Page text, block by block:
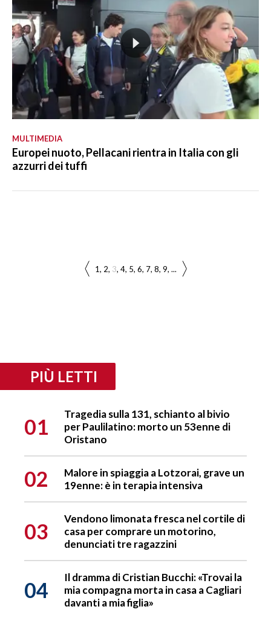
MULTIMEDIA
Europei nuoto, Pellacani rientra in Italia con gli
azzurri dei tuffi
1 2 3 4 5 6 7 8 9 ...
PIÙ LETTI
01
Tragedia sulla 131, schianto al bivio
per Paulilatino: morto un 53enne di
Oristano
02
Malore in spiaggia a Lotzorai, grave un
19enne: è in terapia intensiva
03
Vendono limonata fresca nel cortile di
casa per comprare un motorino,
denunciati tre ragazzini
04
Il dramma di Cristian Bucchi: «Trovai la
mia compagna morta in casa a Cagliari
davanti a mia figlia»